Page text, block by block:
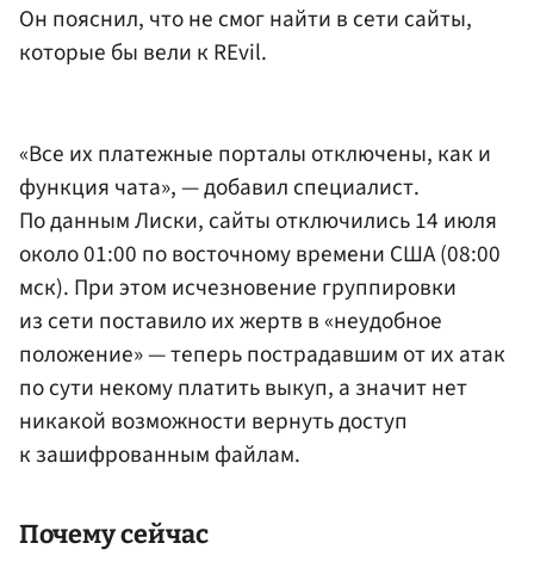
Он пояснил, что не смог найти в сети сайты,
которые бы вели к REvil.
«Все их платежные порталы отключены, как и
функция чата», — добавил специалист.
По данным Лиски, сайты отключились 14 июля
около 01:00 по восточному времени США (08:00
мск). При этом исчезновение группировки
из сети поставило их жертв в «неудобное
положение» — теперь пострадавшим от их атак
по сути некому платить выкуп, а значит нет
никакой возможности вернуть доступ
к зашифрованным файлам.
Почему сейчас